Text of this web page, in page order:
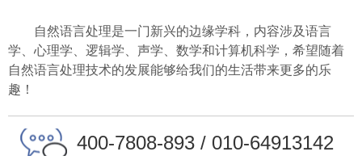
自然语言处理是一门新兴的边缘学科，内容涉及语言
学、心理学、逻辑学、声学、数学和计算机科学，希望随着
自然语言处理技术的发展能够给我们的生活带来更多的乐
趣！
400-7808-893 / 010-64913142